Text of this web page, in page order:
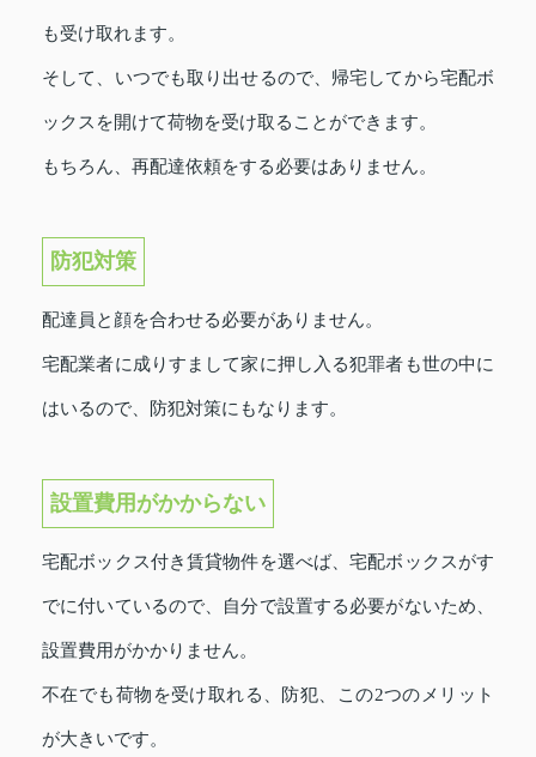
も受け取れます。
そして、いつでも取り出せるので、帰宅してから宅配ボ
ックスを開けて荷物を受け取ることができます。
もちろん、再配達依頼をする必要はありません。
防犯対策
配達員と顔を合わせる必要がありません。
宅配業者に成りすまして家に押し入る犯罪者も世の中に
はいるので、防犯対策にもなります。
設置費用がかからない
宅配ボックス付き賃貸物件を選べば、宅配ボックスがす
でに付いているので、自分で設置する必要がないため、
設置費用がかかりません。
不在でも荷物を受け取れる、防犯、この2つのメリット
が大きいです。